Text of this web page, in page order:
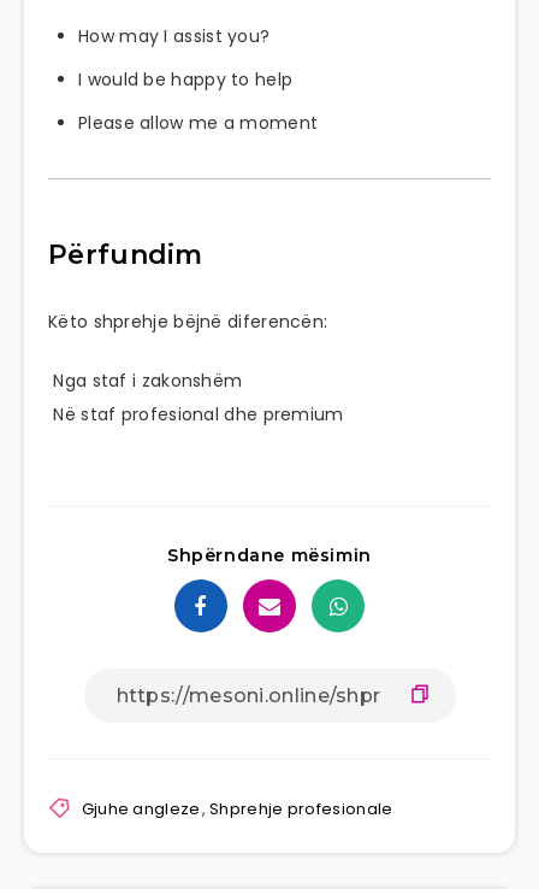
How may I assist you?
I would be happy to help
Please allow me a moment
Përfundim
Këto shprehje bëjnë diferencën:
Nga staf i zakonshëm
Në staf profesional dhe premium
Shpërndane mësimin
Gjuhe angleze,Shprehje profesionale